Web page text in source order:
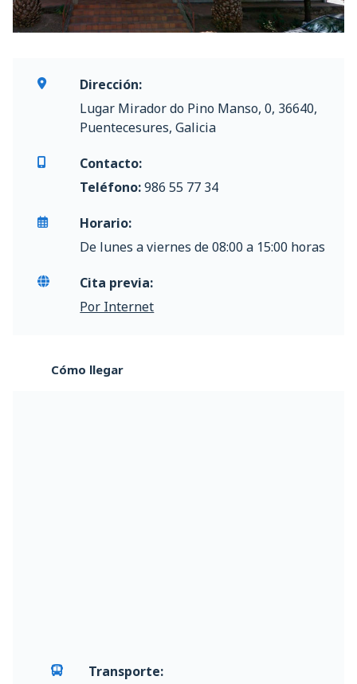
Dirección:
Lugar Mirador do Pino Manso, 0, 36640,
Puentecesures, Galicia
Contacto:
Teléfono:986 55 77 34
Horario:
De lunes a viernes de 08:00 a 15:00 horas
Cita previa:
Por Internet
Cómo llegar
Transporte: